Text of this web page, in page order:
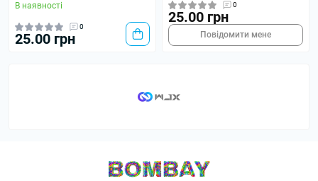
В наявності
0
25.00 грн
0
25.00 грн
Повідомити мене